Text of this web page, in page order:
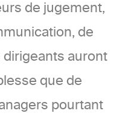
de jugement,
de
auront
que de
pourtant